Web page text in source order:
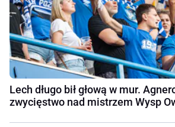
Lech długo bił głową w mur.
zwycięstwo nad mistrzem Wysp